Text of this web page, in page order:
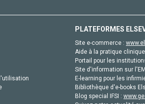
PLATEFORMES
Site e-commerce :
Aide à la pratique
Portail pour les
Site d'information sur
E-learning pour les
Bibliothèque d'e-books
Blog special IFSI :